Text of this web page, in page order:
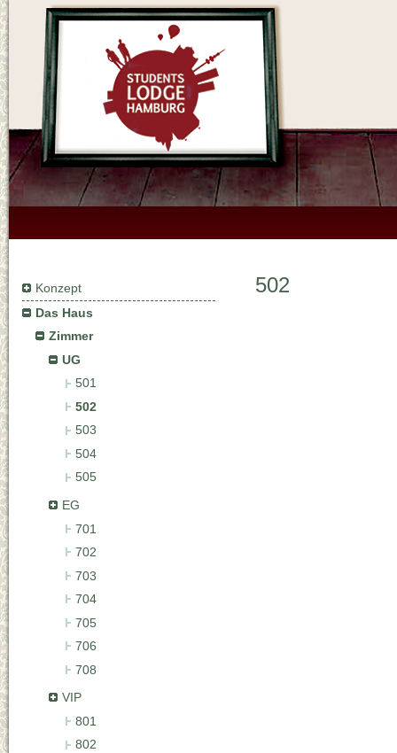
Konzept
Das Haus
Zimmer
UG
501
502
503
504
505
EG
701
702
703
704
705
706
708
VIP
801
802
502